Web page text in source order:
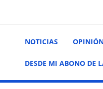
NOTICIAS
DESDE MI ABONO DE